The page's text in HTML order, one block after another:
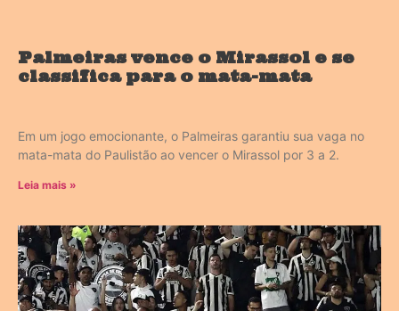
Palmeiras vence o Mirassol e se
classifica para o mata-mata
Em um jogo emocionante, o Palmeiras garantiu sua vaga no
mata-mata do Paulistão ao vencer o Mirassol por 3 a 2.
Leia mais »